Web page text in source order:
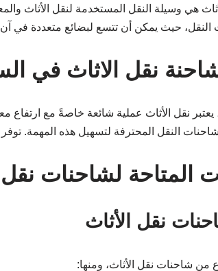
هي وسيلة النقل المستخدمة لنقل الأثاث
النقل، حيث يمكن أن تتسع لبضائع متعددة في
نقل الاثاث في
نقل الأثاث عملية شائعة خاصةً مع ارتفاع
شاحنات النقل المحترفة لتسهيل هذه المهمة. توفر
المتاحة لشاحنات نقل
نقل الأثاث
من شاحنات نقل الأثاث، ومنها: